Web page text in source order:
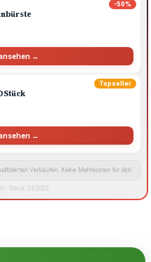
-50%
→
Topseller
Stück
→
Verkäufen. Keine Mehrkosten für dich.
· Stand: 7.8.2026